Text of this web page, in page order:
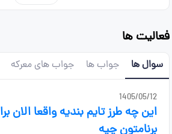
فعالیت ها
سوال ها جواب ها جواب های معرکه
1405/05/12
برنامتون چیه